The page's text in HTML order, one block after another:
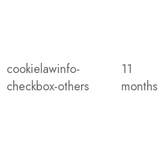
cookielawinfo-
checkbox-others
11
months